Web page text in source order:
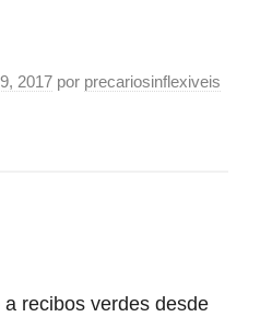
2017 por precariosinflexiveis
recibos verdes desde